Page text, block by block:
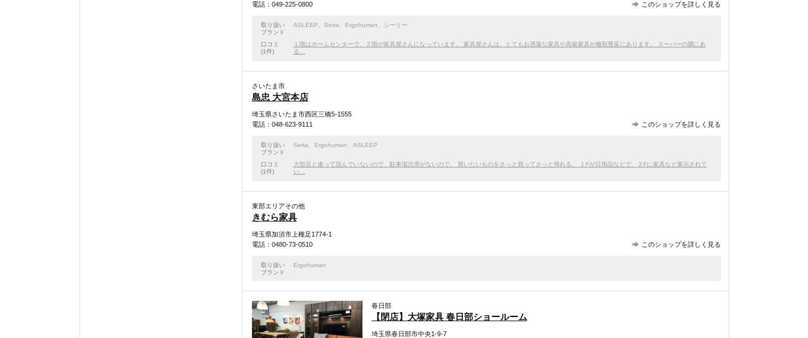
電話：049-225-0800
このショップを詳しく見る
取り扱い
ブランド
ASLEEP Serta Ergohuman シーリー
口コミ
(1件)
１階はホームセンターで、２階が家具屋さんになっています。 家具屋さんは、とてもお洒落な家具や高級家具が種類豊富にあります。 スーパーの隣にあ
る…
さいたま市
島忠 大宮本店
埼玉県さいたま市西区三橋5-1555
電話：048-623-9111
このショップを詳しく見る
取り扱い
ブランド
Serta Ergohuman ASLEEP
口コミ
(1件)
大型店と違って混んでいないので、駐車場渋滞がないので、 買いたいものをさっと買ってさっと帰れる。 １Fが日用品などで、２Fに家具など展示されて
い…
東部エリアその他
きむら家具
埼玉県加須市上種足1774-1
電話：0480-73-0510
このショップを詳しく見る
取り扱い
ブランド
Ergohuman
春日部
【閉店】大塚家具 春日部ショールーム
埼玉県春日部市中央1-9-7